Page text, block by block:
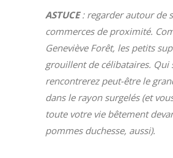
ASTUCE: regarder autour de
commerces de proximité.
Geneviève Forêt, les petits
grouillent de célibataires. Qui
rencontrerez peut-être le
dans le rayon surgelés (et
toute votre vie bêtement
pommes duchesse, aussi).